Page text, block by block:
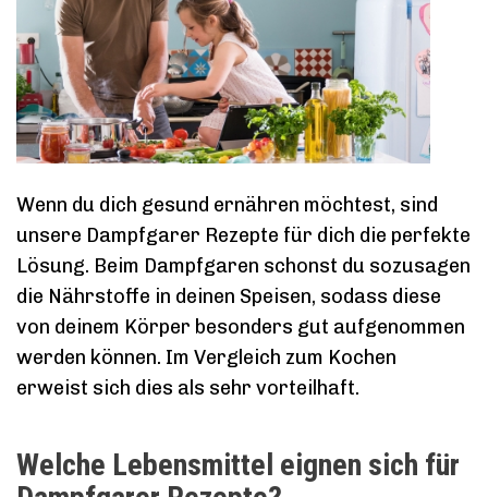
Wenn du dich gesund ernähren möchtest, sind
unsere Dampfgarer Rezepte für dich die perfekte
Lösung. Beim Dampfgaren schonst du sozusagen
die Nährstoffe in deinen Speisen, sodass diese
von deinem Körper besonders gut aufgenommen
werden können. Im Vergleich zum Kochen
erweist sich dies als sehr vorteilhaft.
Welche Lebensmittel eignen sich für